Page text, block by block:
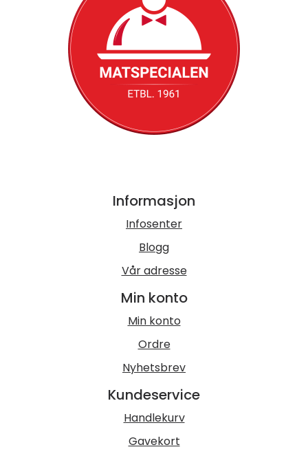
Informasjon
Infosenter
Blogg
Vår adresse
Min konto
Min konto
Ordre
Nyhetsbrev
Kundeservice
Handlekurv
Gavekort